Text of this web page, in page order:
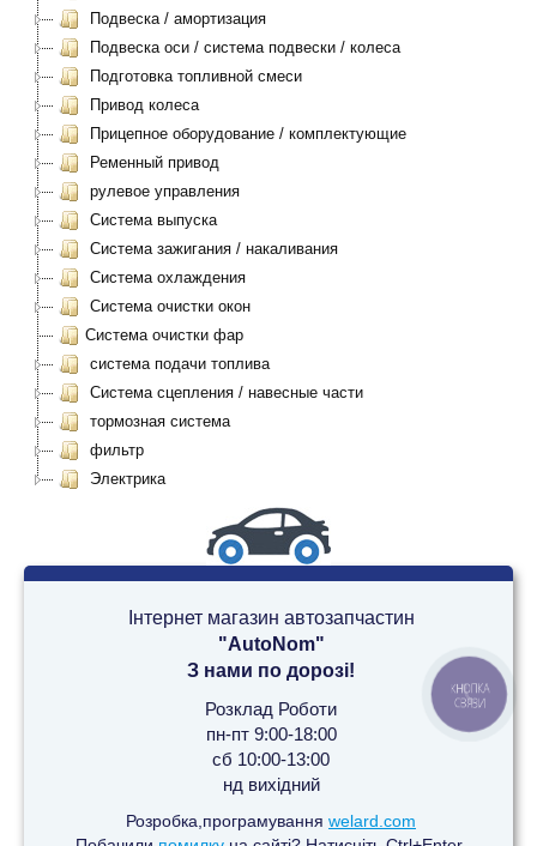
Подвеска / амортизация
Подвеска оси / система подвески / колеса
Подготовка топливной смеси
Привод колеса
Прицепное оборудование / комплектующие
Ременный привод
рулевое управления
Система выпуска
Система зажигания / накаливания
Система охлаждения
Система очистки окон
Система очистки фар
система подачи топлива
Система сцепления / навесные части
тормозная система
фильтр
Электрика
Інтернет магазин автозапчастин
"AutoNom"
З нами по дорозі!
Розклад Роботи
пн-пт 9:00-18:00
сб 10:00-13:00
нд вихідний
Розробка,програмування welard.com
КНОПКА
СВЯЗИ